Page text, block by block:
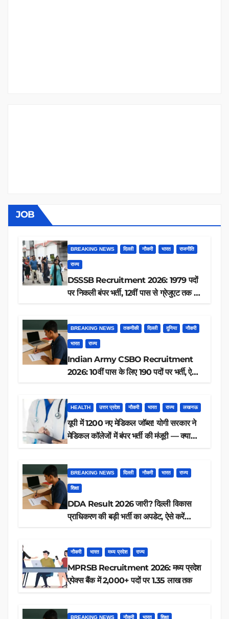
JOB
BREAKING NEWS दिल्ली नौकरी भारत राजनीति
राज्य
DSSSB Recruitment 2026: 1979 पदों
पर निकली बंपर भर्ती, 12वीं पास से ग्रेजुएट तक करें
BREAKING NEWS तकनीकी दिल्ली दुनिया नौकरी
भारत राज्य
Indian Army CSBO Recruitment
2026: 10वीं पास के लिए 190 पदों पर भर्ती, ऐसे
HEALTH उत्तर प्रदेश नौकरी भारत राज्य लखनऊ
यूपी में 1200 नए मेडिकल जॉब्स! योगी सरकार ने
मेडिकल कॉलेजों में बंपर भर्ती की मंजूरी — क्या
BREAKING NEWS दिल्ली नौकरी भारत राज्य
शिक्षा
DDA Result 2026 जारी? दिल्ली विकास
प्राधिकरण की बड़ी भर्ती का अपडेट, ऐसे करें
नौकरी भारत मध्य प्रदेश राज्य
MPRSB Recruitment 2026: मध्य प्रदेश
एपेक्स बैंक में 2,000+ पदों पर 1.35 लाख तक
BREAKING NEWS नौकरी भारत शिक्षा